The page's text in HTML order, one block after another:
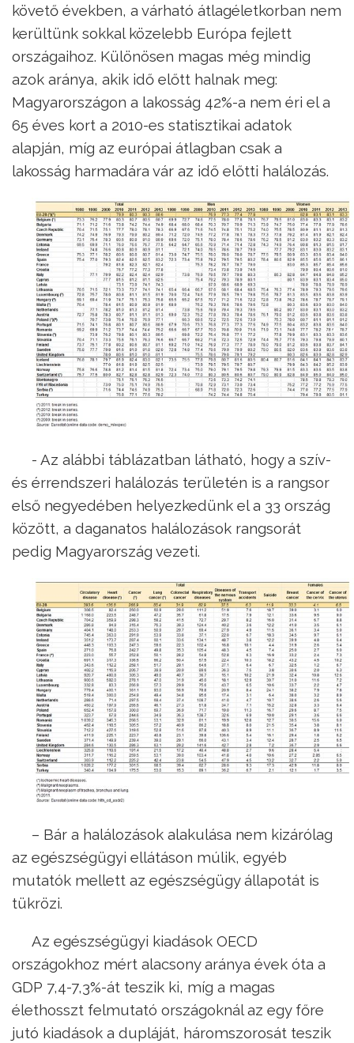
követő években, a várható átlagéletkorban nem
kerültünk sokkal közelebb Európa fejlett
országaihoz. Különösen magas még mindig
azok aránya, akik idő előtt halnak meg:
Magyarországon a lakosság 42%-a nem éri el a
65 éves kort a 2010-es statisztikai adatok
alapján, míg az európai átlagban csak a
lakosság harmadára vár az idő előtti halálozás.
- Az alábbi táblázatban látható, hogy a szív-
és érrendszeri halálozás területén is a rangsor
első negyedében helyezkedünk el a 33 ország
között, a daganatos halálozások rangsorát
pedig Magyarország vezeti.
– Bár a halálozások alakulása nem kizárólag
az egészségügyi ellátáson múlik, egyéb
mutatók mellett az egészségügy állapotát is
tükrözi.
Az egészségügyi kiadások OECD
országokhoz mért alacsony aránya évek óta a
GDP 7,4-7,3%-át teszik ki, míg a magas
élethosszt felmutató országoknál az egy főre
jutó kiadások a dupláját, háromszorosát teszik